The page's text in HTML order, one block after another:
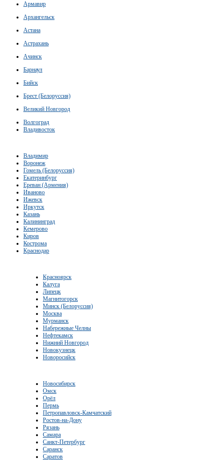
Армавир
Архангельск
Астана
Астрахань
Ачинск
Барнаул
Бийск
Брест (Белоруссия)
Великий Новгород
Волгоград
Владивосток
Владимир
Воронеж
Гомель (Белоруссия)
Екатеринбург
Ереван (Армения)
Иваново
Ижевск
Иркутск
Казань
Калининград
Кемерово
Киров
Кострома
Краснодар
Красноярск
Калуга
Липецк
Магнитогорск
Минск (Белоруссия)
Москва
Мурманск
Набережные Челны
Нефтекамск
Нижний Новгород
Новокузнецк
Новоросийск
Новосибирск
Омск
Орёл
Пермь
Петропавловск-Камчатский
Ростов-на-Дону
Рязань
Самара
Санкт-Петербург
Саранск
Саратов